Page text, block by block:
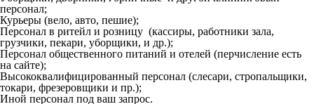
персонал;
Курьеры (вело, авто, пешие);
Персонал в ритейл и розницу (кассиры, работники зала,
грузчики, пекари, уборщики, и др.);
Персонал общественного питаний и отелей (перчисление есть
на сайте);
Высококвалифицированный персонал (слесари, стропальщики,
токари, фрезеровщики и пр.);
Иной персонал под ваш запрос.